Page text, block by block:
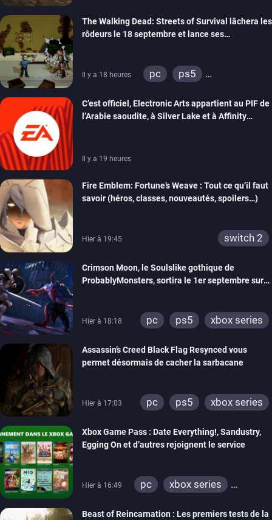
The Walking Dead: Streets of Survival lâchera les
rôdeurs le 18 septembre et lance ses
Il y a 18 heures pc
ps5
switch 2
C’est officiel, Electronic Arts appartient au PIF de
l’Arabie saoudite, à Silver Lake et à Affinity
Il y a 19 heures
Fire Emblem: Fortune’s Weave : Tout ce qu’il faut
savoir (héros, classes, nouveautés, spoilers…)
Hier à 19:45 switch 2
Crimson Moon, le Soulslike gothique de
ProbablyMonsters, sortira le 1er septembre sur
Hier à 18:18 pc ps5 xbox series
Assassin’s Creed Black Flag Resynced vous
permet désormais de cacher la sarbacane
Hier à 17:03 pc ps5 xbox series
Xbox Game Pass : Date Everything!, Sandustry,
Egging On et d’autres rejoignent le service
Hier à 16:49 pc
xbox series
Beast of Reincarnation : Les premiers tests de la